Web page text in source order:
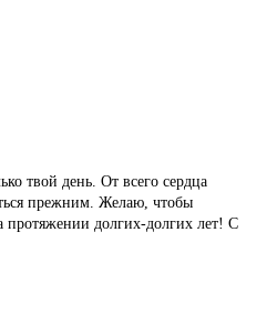
твой день. От всего сердца
прежним. Желаю, чтобы
протяжении долгих-долгих лет! С